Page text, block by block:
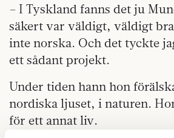
– I Tyskland fanns det ju
säkert var väldigt, väldigt
inte norska. Och det tyckte
ett sådant projekt.
Under tiden hann hon
nordiska ljuset, i naturen.
för ett annat liv.